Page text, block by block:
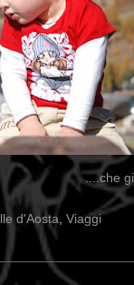
....che
d'Aosta, Viaggi